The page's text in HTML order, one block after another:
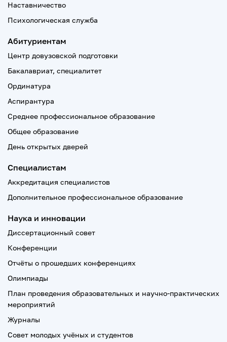
Наставничество
Психологическая служба
Абитуриентам
Центр довузовской подготовки
Бакалавриат, специалитет
Ординатура
Аспирантура
Среднее профессиональное образование
Общее образование
День открытых дверей
Специалистам
Аккредитация специалистов
Дополнительное профессиональное образование
Наука и инновации
Диссертационный совет
Конференции
Отчёты о прошедших конференциях
Олимпиады
План проведения образовательных и научно-практических
мероприятий
Журналы
Совет молодых учёных и студентов